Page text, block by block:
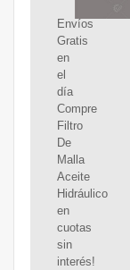
Envíos
Gratis
en
el
día
Compre
Filtro
De
Malla
Aceite
Hidráulico
en
cuotas
sin
interés!